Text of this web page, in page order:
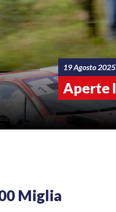
19 Agosto 2025
Aperte
Miglia